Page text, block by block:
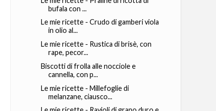
bufala con ...
Le mie ricette - Crudo di gamberi viola
in olio al...
Le mie ricette - Rustica di brisè, con
rape, pecor...
Biscotti di frolla alle nocciole e
cannella, con p...
Le mie ricette - Millefoglie di
melanzane, ciausco...